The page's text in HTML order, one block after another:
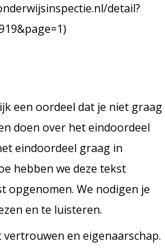
detail?
een oordeel dat je niet graag
doen over het eindoordeel
eindoordeel graag in
hebben we deze tekst
opgenomen. We nodigen je
en te luisteren.
en eigenaarschap.